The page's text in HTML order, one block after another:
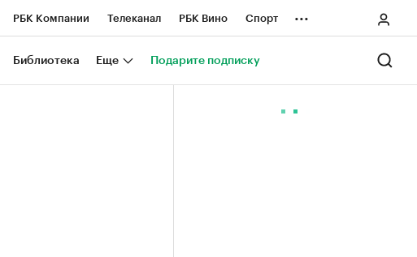
РБК Компании Телеканал РБК Вино Спорт
Национальные проекты Город
...
Библиотека Еще Подарите подписку